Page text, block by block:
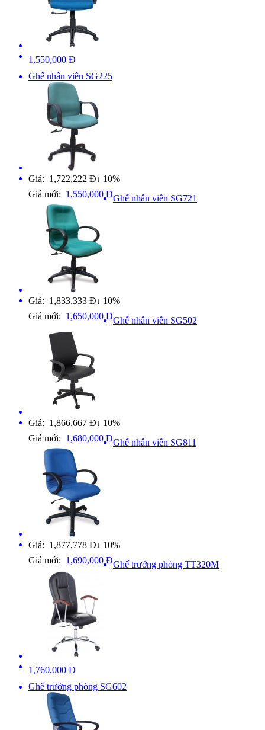
1,550,000 Đ
Ghế nhân viên SG225
Giá: 1,722,222 Đ ↓ 10%
Giá mới: 1,550,000 ĐGhế nhân viên SG721
Giá: 1,833,333 Đ ↓ 10%
Giá mới: 1,650,000 ĐGhế nhân viên SG502
Giá: 1,866,667 Đ ↓ 10%
Giá mới: 1,680,000 ĐGhế nhân viên SG811
Giá: 1,877,778 Đ ↓ 10%
Giá mới: 1,690,000 ĐGhế trưởng phòng TT320M
1,760,000 Đ
Ghế trưởng phòng SG602